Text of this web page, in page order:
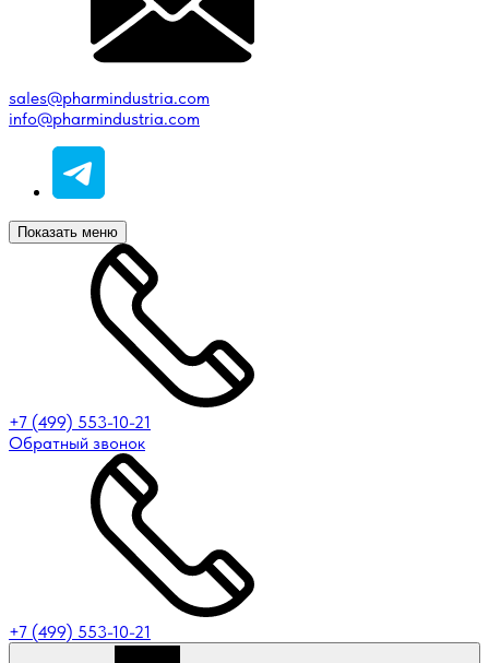
sales@pharmindustria.com
info@pharmindustria.com
Показать меню
+7 (499) 553-10-21
Обратный звонок
+7 (499) 553-10-21